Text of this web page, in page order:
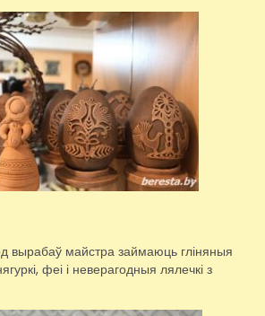
вырабаў майстра займаюць гліняныя
феі і неверагодныя лялечкі з